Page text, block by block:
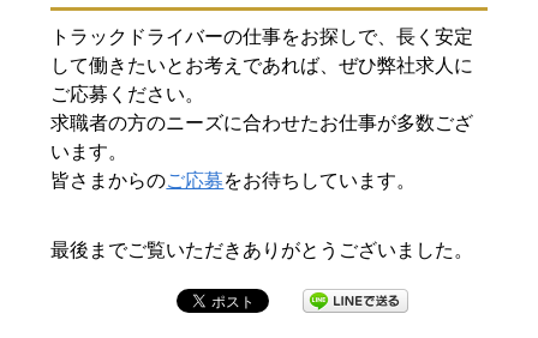
トラックドライバーの仕事をお探しで、長く安定
して働きたいとお考えであれば、ぜひ弊社求人に
ご応募ください。
求職者の方のニーズに合わせたお仕事が多数ござ
います。
皆さまからのご応募をお待ちしています。
最後までご覧いただきありがとうございました。